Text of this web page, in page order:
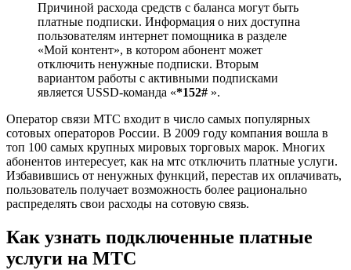
Причиной расхода средств с баланса могут быть
платные подписки. Информация о них доступна
пользователям интернет помощника в разделе
«Мой контент», в котором абонент может
отключить ненужные подписки. Вторым
вариантом работы с активными подписками
является USSD-команда «*152# ».
Оператор связи МТС входит в число самых популярных
сотовых операторов России. В 2009 году компания вошла в
топ 100 самых крупных мировых торговых марок. Многих
абонентов интересует, как на мтс отключить платные услуги.
Избавившись от ненужных функций, перестав их оплачивать,
пользователь получает возможность более рационально
распределять свои расходы на сотовую связь.
Как узнать подключенные платные
услуги на МТС